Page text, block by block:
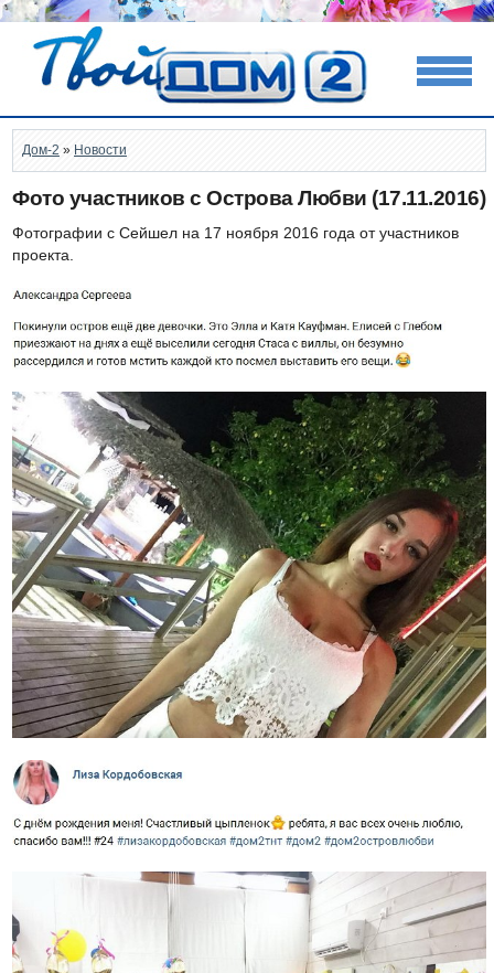
Дом-2 » Новости
Фото участников с Острова Любви (17.11.2016)
Фотографии с Сейшел на 17 ноября 2016 года от участников
проекта.